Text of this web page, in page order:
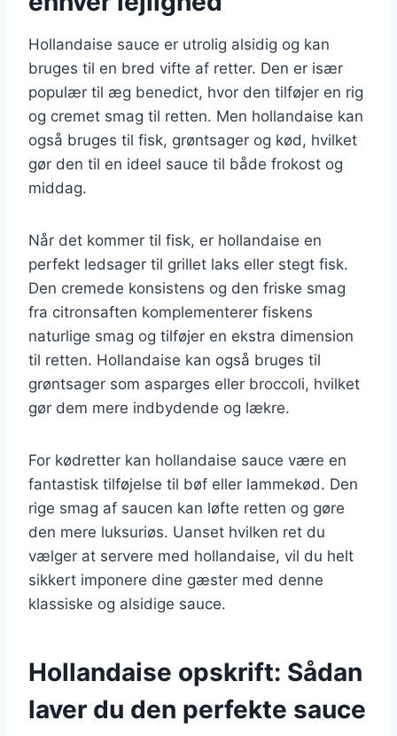
Hollandaise sauce er utrolig alsidig og kan
bruges til en bred vifte af retter. Den er især
populær til æg benedict, hvor den tilføjer en rig
og cremet smag til retten. Men hollandaise kan
også bruges til fisk, grøntsager og kød, hvilket
gør den til en ideel sauce til både frokost og
middag.
Når det kommer til fisk, er hollandaise en
perfekt ledsager til grillet laks eller stegt fisk.
Den cremede konsistens og den friske smag
fra citronsaften komplementerer fiskens
naturlige smag og tilføjer en ekstra dimension
til retten. Hollandaise kan også bruges til
grøntsager som asparges eller broccoli, hvilket
gør dem mere indbydende og lækre.
For kødretter kan hollandaise sauce være en
fantastisk tilføjelse til bøf eller lammekød. Den
rige smag af saucen kan løfte retten og gøre
den mere luksuriøs. Uanset hvilken ret du
vælger at servere med hollandaise, vil du helt
sikkert imponere dine gæster med denne
klassiske og alsidige sauce.
Hollandaise opskrift: Sådan
laver du den perfekte sauce